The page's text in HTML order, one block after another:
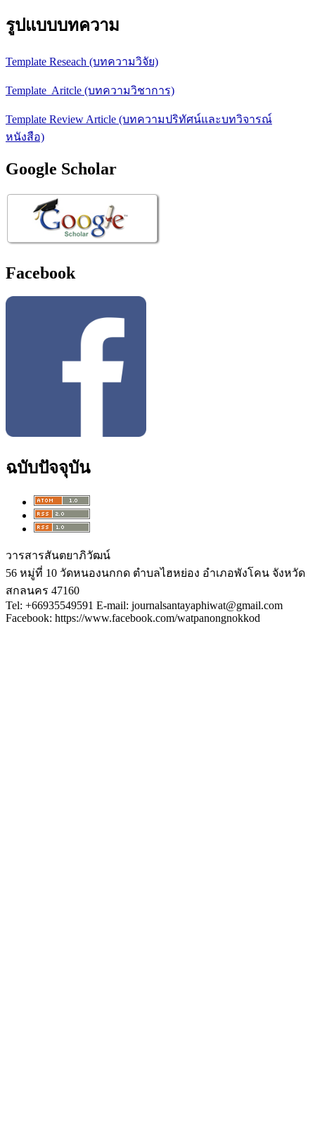
รูปแบบบทความ
Template Reseach (บทความวิจัย)
Template Aritcle (บทความวิชาการ)
Template Review Article (บทความปริทัศน์และบทวิจารณ์
หนังสือ)
Google Scholar
Facebook
ฉบับปัจจุบัน
วารสารสันตยาภิวัฒน์
56 หมู่ที่ 10 วัดหนองนกกด ตำบลไฮหย่อง อำเภอพังโคน จังหวัด
สกลนคร 47160
Tel: +66935549591 E-mail: journalsantayaphiwat@gmail.com
Facebook: https://www.facebook.com/watpanongnokkod